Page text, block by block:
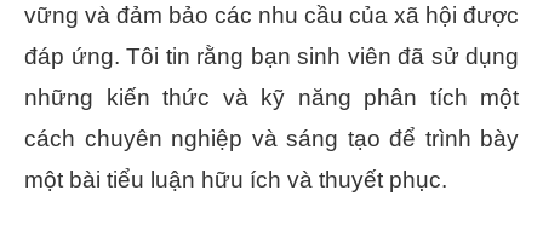
vững và đảm bảo các nhu cầu của xã hội được
đáp ứng. Tôi tin rằng bạn sinh viên đã sử dụng
những kiến thức và kỹ năng phân tích một
cách chuyên nghiệp và sáng tạo để trình bày
một bài tiểu luận hữu ích và thuyết phục.